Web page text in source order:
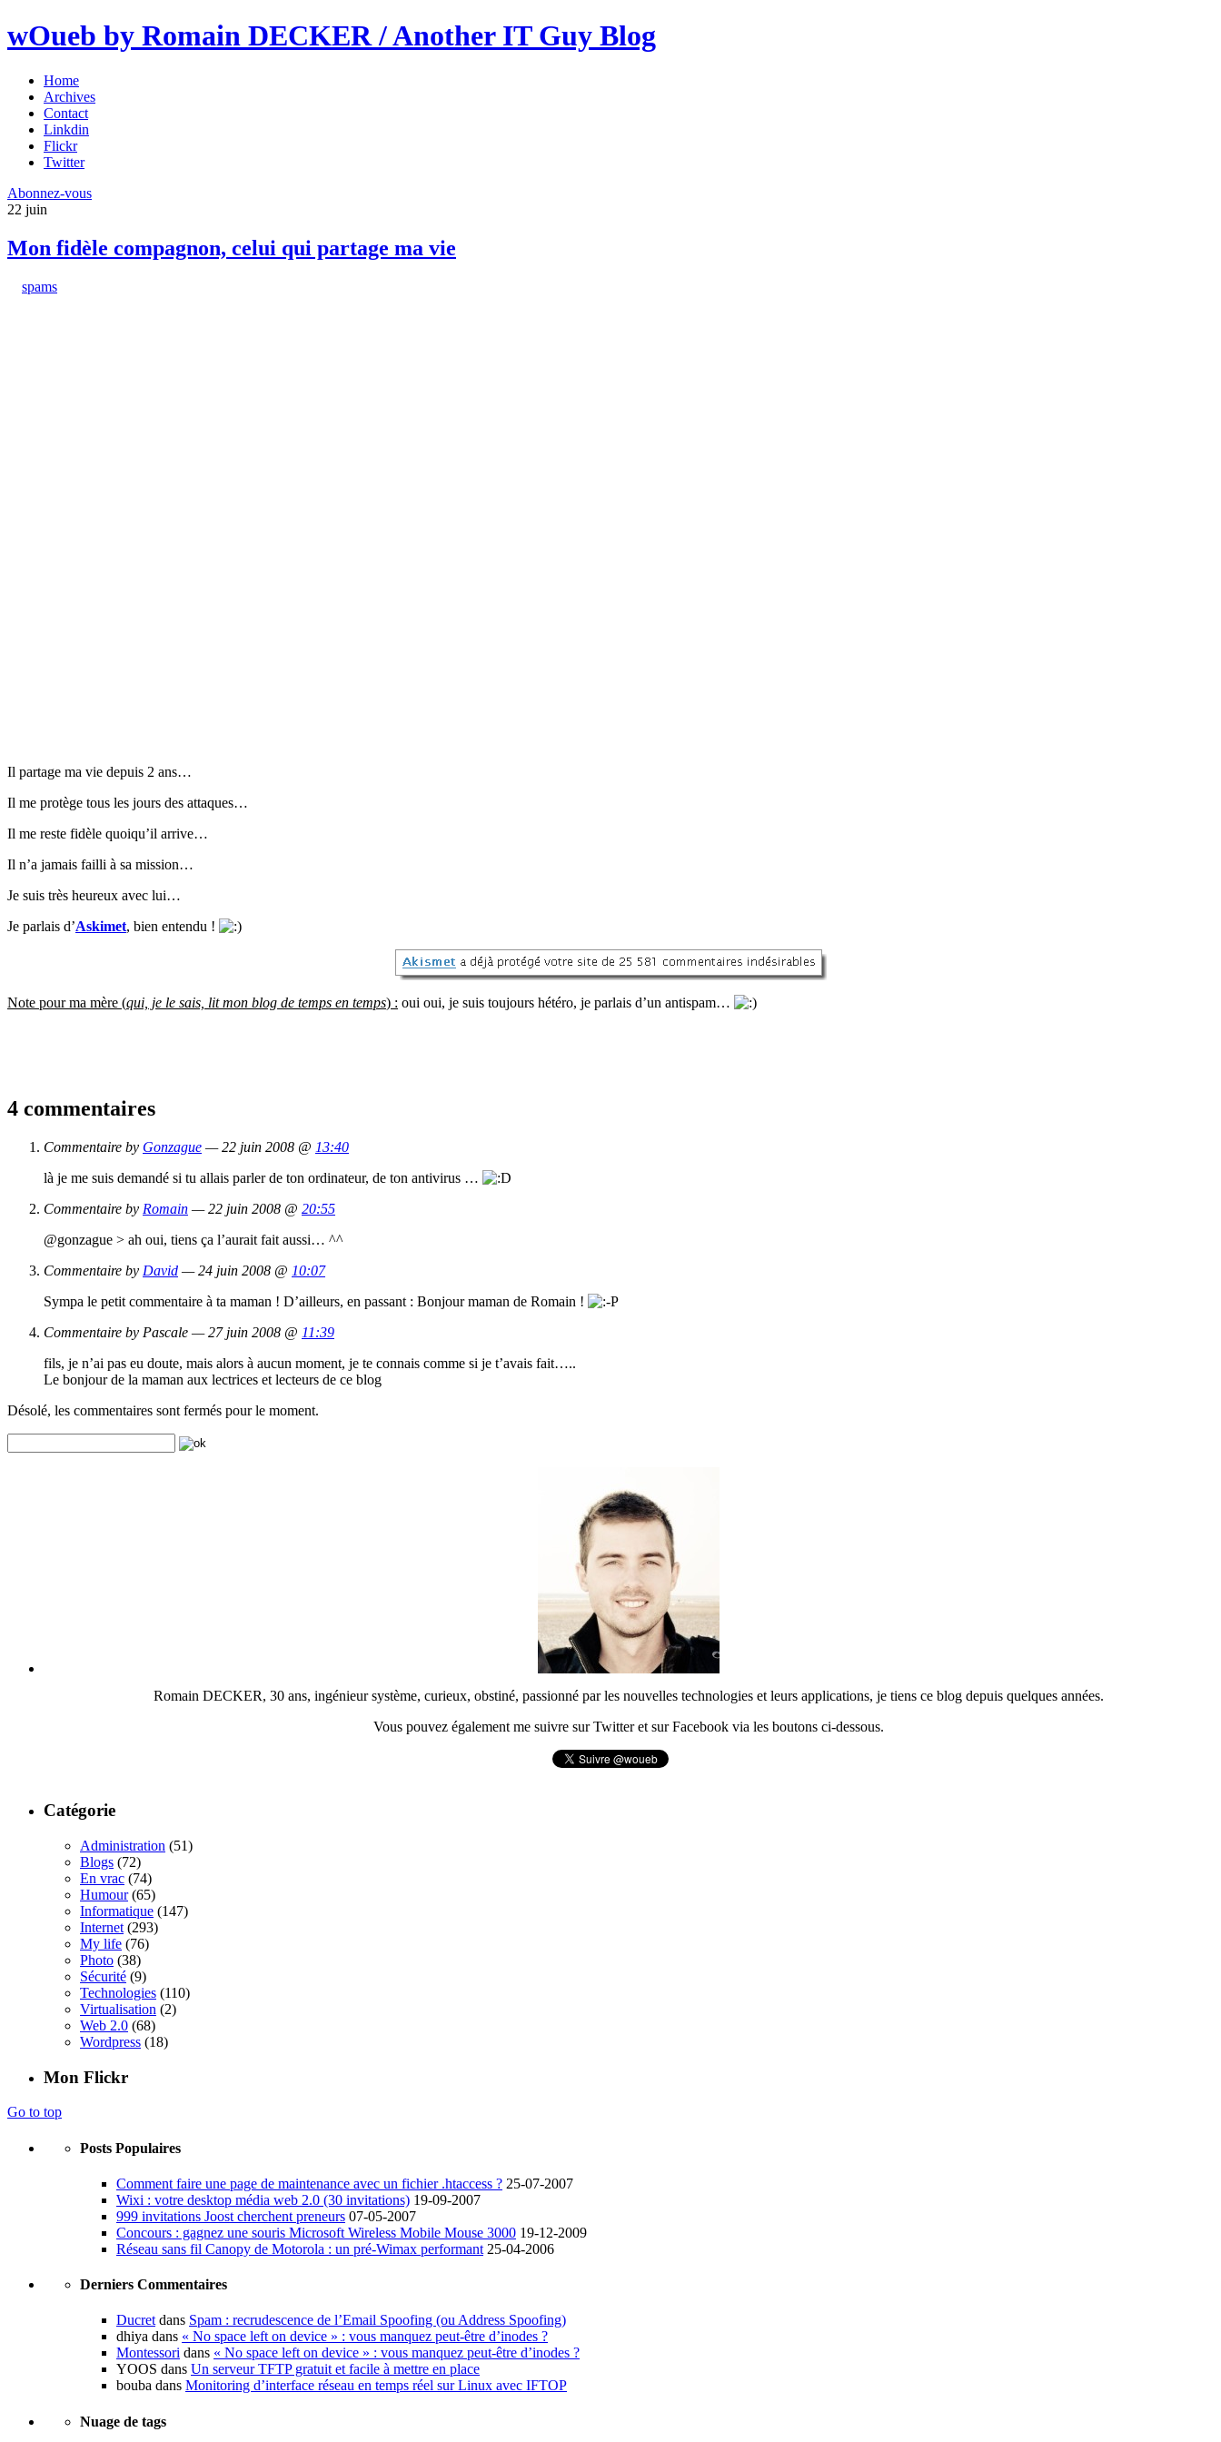
wOueb by Romain DECKER / Another IT Guy Blog
Home
Archives
Contact
Linkdin
Flickr
Twitter
Abonnez-vous
22 juin
Mon fidèle compagnon, celui qui partage ma vie
spams
Il partage ma vie depuis 2 ans…
Il me protège tous les jours des attaques…
Il me reste fidèle quoiqu’il arrive…
Il n’a jamais failli à sa mission…
Je suis très heureux avec lui…
Je parlais d’Askimet, bien entendu !
Note pour ma mère (qui, je le sais, lit mon blog de temps en temps) : oui oui, je suis toujours hétéro, je parlais d’un antispam…
4 commentaires
Commentaire by Gonzague — 22 juin 2008 @ 13:40
là je me suis demandé si tu allais parler de ton ordinateur, de ton antivirus …
Commentaire by Romain — 22 juin 2008 @ 20:55
@gonzague > ah oui, tiens ça l’aurait fait aussi… ^^
Commentaire by David — 24 juin 2008 @ 10:07
Sympa le petit commentaire à ta maman ! D’ailleurs, en passant : Bonjour maman de Romain !
Commentaire by Pascale — 27 juin 2008 @ 11:39
fils, je n’ai pas eu doute, mais alors à aucun moment, je te connais comme si je t’avais fait…..
Le bonjour de la maman aux lectrices et lecteurs de ce blog
Désolé, les commentaires sont fermés pour le moment.
Romain DECKER, 30 ans, ingénieur système, curieux, obstiné, passionné par les nouvelles technologies et leurs applications, je tiens ce blog depuis quelques années.
Vous pouvez également me suivre sur Twitter et sur Facebook via les boutons ci-dessous.
Catégorie
Administration (51)
Blogs (72)
En vrac (74)
Humour(65)
Informatique (147)
Internet (293)
My life (76)
Photo (38)
Sécurité (9)
Technologies (110)
Virtualisation (2)
Web 2.0 (68)
Wordpress (18)
Mon Flickr
Go to top
Posts Populaires
Comment faire une page de maintenance avec un fichier .htaccess ? 25-07-2007
Wixi : votre desktop média web 2.0 (30 invitations) 19-09-2007
999 invitations Joost cherchent preneurs 07-05-2007
Concours : gagnez une souris Microsoft Wireless Mobile Mouse 3000 19-12-2009
Réseau sans fil Canopy de Motorola : un pré-Wimax performant 25-04-2006
Derniers Commentaires
Ducretdans Spam : recrudescence de l’Email Spoofing (ou Address Spoofing)
dhiya dans « No space left on device » : vous manquez peut-être d’inodes ?
Montessori dans « No space left on device » : vous manquez peut-être d’inodes ?
YOOS dans Un serveur TFTP gratuit et facile à mettre en place
bouba dans Monitoring d’interface réseau en temps réel sur Linux avec IFTOP
Nuage de tags